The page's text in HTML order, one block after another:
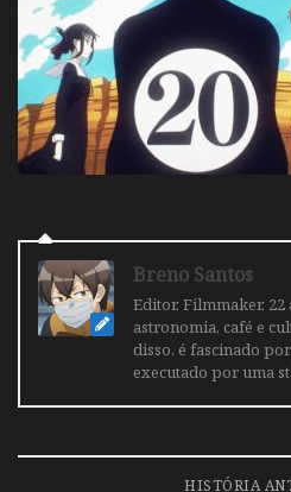
Breno Santos
Editor, Filmmaker, 22
astronomia, café e
disso, é fascinado
executado por uma
HISTÓRIA